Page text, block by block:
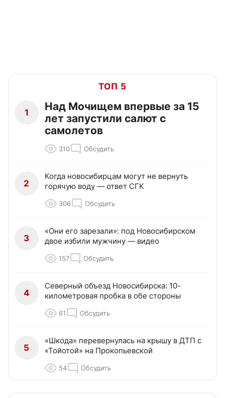
ТОП 5
1
Над Мочищем впервые за 15
лет запустили салют с
самолетов
310 Обсудить
2
Когда новосибирцам могут не вернуть
горячую воду — ответ СГК
306 Обсудить
3
«Они его зарезали»: под Новосибирском
двое избили мужчину — видео
157 Обсудить
4
Северный объезд Новосибирска: 10-
километровая пробка в обе стороны
61 Обсудить
5
«Шкода» перевернулась на крышу в ДТП с
«Тойотой» на Прокопьевской
54 Обсудить